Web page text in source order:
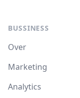
BUSSINESS
Over
Marketing
Analytics